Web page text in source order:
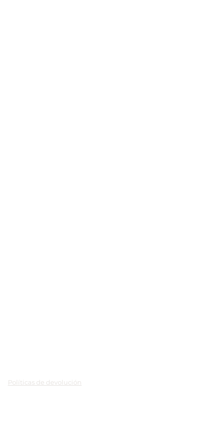
Políticas de devolución